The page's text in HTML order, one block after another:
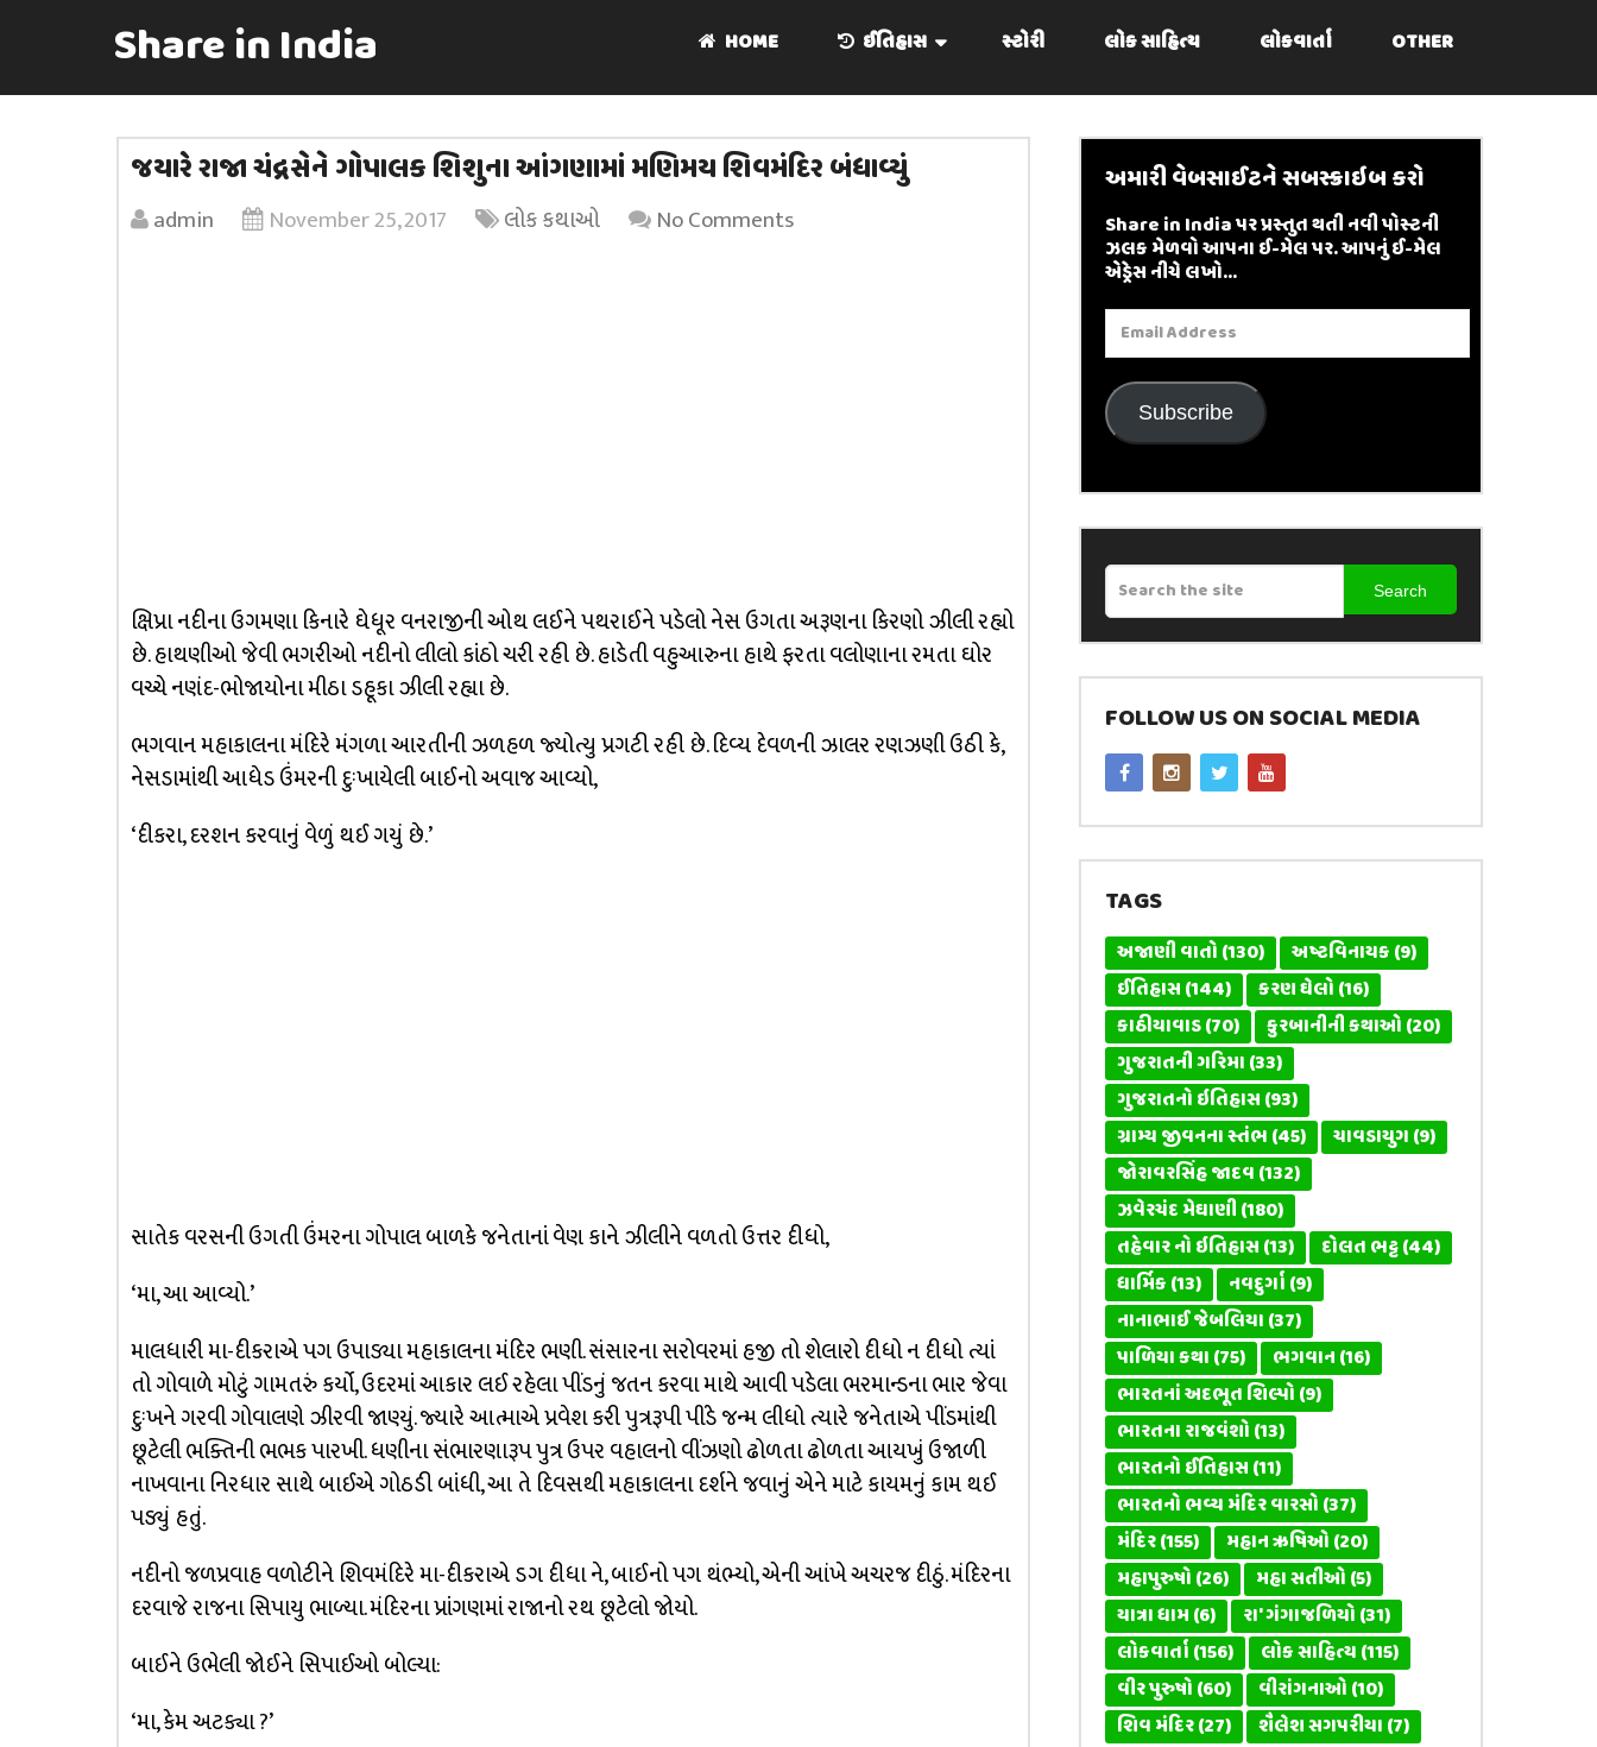
Share in India HOME ઈતિહાસ સ્ટોરી લોક સાહિત્ય લોકવાર્તા OTHER
જયારે રાજા ચંદ્રસેને ગોપાલક શિશુના આંગણામાં મણિમય શિવમંદિર બંધાવ્યું
admin November 25, 2017 લોક કથાઓ No Comments
ક્ષિપ્રા નદીના ઉગમણા કિનારે ઘેધૂર વનરાજીની ઓથ લઈને પથરાઈને પડેલો નેસ ઉગતા અરૂણના કિરણો ઝીલી રહ્યો
છે. હાથણીઓ જેવી ભગરીઓ નદીનો લીલો કાંઠો ચરી રહી છે. હાડેતી વહુઆરુના હાથે ફરતા વલોણાના રમતા ઘોર
વચ્ચે નણંદ-ભોજાયોના મીઠા ડહૂકા ઝીલી રહ્યા છે.
ભગવાન મહાકાલના મંદિરે મંગળા આરતીની ઝળહળ જ્યોત્યુ પ્રગટી રહી છે. દિવ્ય દેવળની ઝાલર રણઝણી ઉઠી કે,
નેસડામાંથી આધેડ ઉંમરની દુઃખાયેલી બાઈનો અવાજ આવ્યો,
‘દીકરા, દરશન કરવાનું વેળું થઈ ગયું છે.’
સાતેક વરસની ઉગતી ઉંમરના ગોપાલ બાળકે જનેતાનાં વેણ કાને ઝીલીને વળતો ઉત્તર દીધો,
‘મા, આ આવ્યો.’
માલધારી મા-દીકરાએ પગ ઉપાડ્યા મહાકાલના મંદિર ભણી. સંસારના સરોવરમાં હજી તો શેલારો દીધો ન દીધો ત્યાં
તો ગોવાળે મોટું ગામતરું કર્યો, ઉદરમાં આકાર લઈ રહેલા પીંડનું જતન કરવા માથે આવી પડેલા ભરમાન્ડના ભાર જેવા
દુઃખને ગરવી ગોવાલણે ઝીરવી જાણ્યું. જ્યારે આત્માએ પ્રવેશ કરી પુત્રરૂપી પીંડે જન્મ લીધો ત્યારે જનેતાએ પીંડમાંથી
છૂટેલી ભક્તિની ભભક પારખી. ધણીના સંભારણારૂપ પુત્ર ઉપર વહાલનો વીંઝણો ઢોળતા ઢોળતા આયખું ઉજાળી
નાખવાના નિરધાર સાથે બાઈએ ગોઠડી બાંધી, આ તે દિવસથી મહાકાલના દર્શને જવાનું એને માટે કાયમનું કામ થઈ
પડ્યું હતું.
નદીનો જળપ્રવાહ વળોટીને શિવમંદિરે મા-દીકરાએ ડગ દીધા ને, બાઈનો પગ થંભ્યો, એની આંખે અચરજ દીઠું. મંદિરના
દરવાજે રાજના સિપાયુ ભાળ્યા. મંદિરના પ્રાંગણમાં રાજાનો રથ છૂટેલો જોયો.
બાઈને ઉભેલી જોઈને સિપાઈઓ બોલ્યા:
‘મા, કેમ અટક્યા ?’
અમારી વેબસાઈટને સબસ્ક્રાઇબ કરો
Share in India પર પ્રસ્તુત થતી નવી પોસ્ટની
ઝલક મેળવો આપના ઈ-મેલ પર. આપનું ઈ-મેલ
એડ્રેસ નીચે લખો...
Email
Address
Subscribe
Search
FOLLOW US ON SOCIAL MEDIA
TAGS
અજાણી વાતો(130) અષ્ટવિનાયક(9)
ઈતિહાસ(144) કરણ ઘેલો(16)
કાઠીયાવાડ(70) કુરબાનીની કથાઓ(20)
ગુજરાતની ગરિમા(33)
ગુજરાતનો ઇતિહાસ(93)
ગ્રામ્ય જીવનના સ્તંભ(45) ચાવડાયુગ(9)
જોરાવરસિંહ જાદવ(132)
ઝવેરચંદ મેઘાણી(180)
તહેવાર નો ઇતિહાસ(13) દોલત ભટ્ટ(44)
ધાર્મિક(13) નવદુર્ગા(9)
નાનાભાઈ જેબલિયા(37)
પાળિયા કથા(75) ભગવાન(16)
ભારતનાં અદભૂત શિલ્પો(9)
ભારતના રાજવંશો(13)
ભારતનો ઈતિહાસ(11)
ભારતનો ભવ્ય મંદિર વારસો(37)
મંદિર(155) મહાન ઋષિઓ(20)
મહાપુરુષો(26) મહા સતીઓ(5)
યાત્રા ધામ(6) રા' ગંગાજળિયો(31)
લોકવાર્તા(156) લોક સાહિત્ય(115)
વીર પુરુષો(60) વીરાંગનાઓ(10)
શિવ મંદિર(27) શૈલેશ સગપરીયા(7)